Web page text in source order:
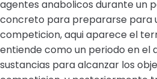
agentes anabolicos durante un
concreto para prepararse para
competicion, aqui aparece el
entiende como un periodo en el
sustancias para alcanzar los